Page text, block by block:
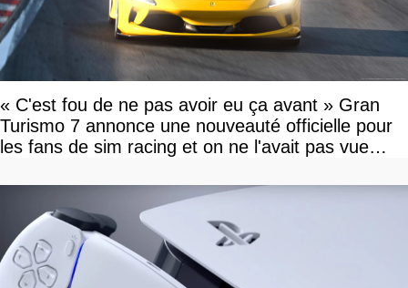
« C'est fou de ne pas avoir eu ça avant » Gran
Turismo 7 annonce une nouveauté officielle pour
les fans de sim racing et on ne l'avait pas vue